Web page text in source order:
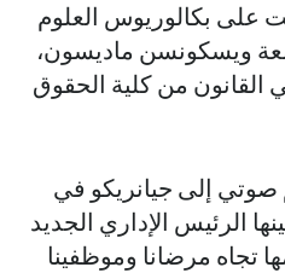
على بكالوريوس العلوم
ويسكونسن ماديسون،
من كلية الحقوق
إلى جيانريكو في
الرئيس الإداري الجديد
تجاه مرضانا وموظفينا